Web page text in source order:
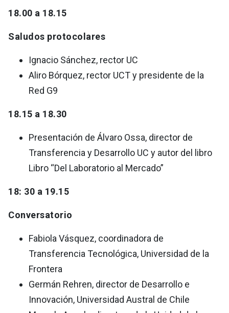
18.00 a 18.15
Saludos protocolares
Ignacio Sánchez, rector UC
Aliro Bórquez, rector UCT y presidente de la
Red G9
18.15 a 18.30
Presentación de Álvaro Ossa, director de
Transferencia y Desarrollo UC y autor del libro
Libro “Del Laboratorio al Mercado”
18: 30 a 19.15
Conversatorio
Fabiola Vásquez, coordinadora de
Transferencia Tecnológica, Universidad de la
Frontera
Germán Rehren, director de Desarrollo e
Innovación, Universidad Austral de Chile